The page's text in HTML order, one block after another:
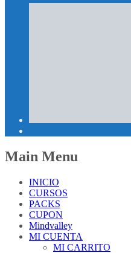
Main Menu
INICIO
CURSOS
PACKS
CUPON
Mindvalley
MI CUENTA
MI CARRITO